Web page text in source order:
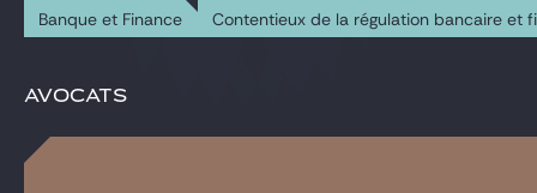
Banque et Finance Contentieux de la régulation bancaire et
Avocats